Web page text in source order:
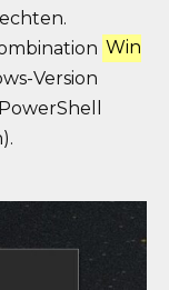
Win
Version